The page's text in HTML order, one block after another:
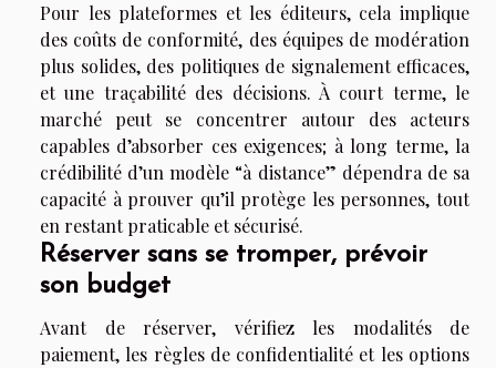
Pour les plateformes et les éditeurs, cela implique
des coûts de conformité, des équipes de modération
plus solides, des politiques de signalement efficaces,
et une traçabilité des décisions. À court terme, le
marché peut se concentrer autour des acteurs
capables d’absorber ces exigences; à long terme, la
crédibilité d’un modèle “à distance” dépendra de sa
capacité à prouver qu’il protège les personnes, tout
en restant praticable et sécurisé.
Réserver sans se tromper, prévoir
son budget
Avant de réserver, vérifiez les modalités de
paiement, les règles de confidentialité et les options